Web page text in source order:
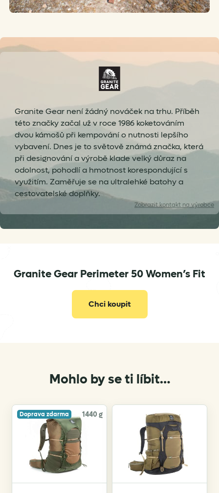
Granite Gear není žádný nováček na trhu. Příběh
této značky začal už v roce 1986 koketováním
dvou kámošů při kempování o nutnosti lepšího
vybavení. Dnes je to světově známá značka, která
při designování a výrobě klade velký důraz na
odolnost, pohodlí a hmotnost korespondující s
využitím. Zaměřuje se na ultralehké batohy a
cestovatelské doplňky.
Zobrazitkontakt na výrobce
Granite Gear Perimeter 50 Women’s Fit
Chci koupit
Mohlo by se ti líbit…
Doprava zdarma 1440 g